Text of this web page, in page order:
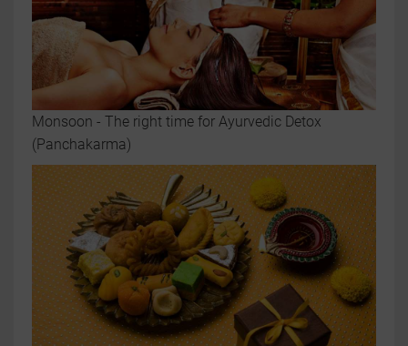
Monsoon - The right time for Ayurvedic Detox
(Panchakarma)